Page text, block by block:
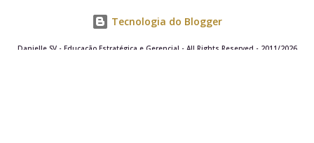
Tecnologia do Blogger
Danielle SV - Educação Estratégica e Gerencial - All Rights Reserved - 2011/2026